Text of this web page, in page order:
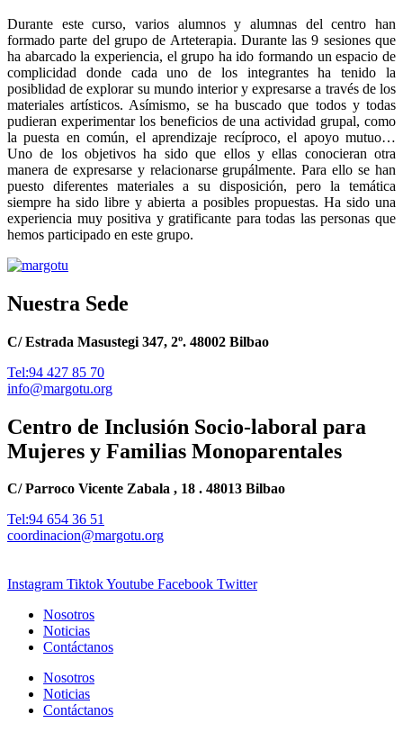
Durante este curso, varios alumnos y alumnas del centro han
formado parte del grupo de Arteterapia. Durante las 9 sesiones que
ha abarcado la experiencia, el grupo ha ido formando un espacio de
complicidad donde cada uno de los integrantes ha tenido la
posiblidad de explorar su mundo interior y expresarse a través de los
materiales artísticos. Asímismo, se ha buscado que todos y todas
pudieran experimentar los beneficios de una actividad grupal, como
la puesta en común, el aprendizaje recíproco, el apoyo mutuo…
Uno de los objetivos ha sido que ellos y ellas conocieran otra
manera de expresarse y relacionarse grupálmente. Para ello se han
puesto diferentes materiales a su disposición, pero la temática
siempre ha sido libre y abierta a posibles propuestas. Ha sido una
experiencia muy positiva y gratificante para todas las personas que
hemos participado en este grupo.
Nuestra Sede
C/ Estrada Masustegi 347, 2º. 48002 Bilbao
Tel:94 427 85 70
info@margotu.org
Centro de Inclusión Socio-laboral para
Mujeres y Familias Monoparentales
C/ Parroco Vicente Zabala , 18 . 48013 Bilbao
Tel:94 654 36 51
coordinacion@margotu.org
Instagram TiktokYoutube Facebook Twitter
Nosotros
Noticias
Contáctanos
Nosotros
Noticias
Contáctanos